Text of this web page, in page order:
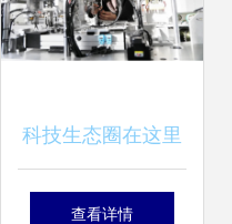
科技生态圈在这里
加速形成 威海市科
查看详情